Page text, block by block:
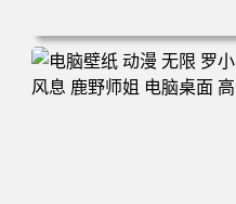
电脑壁纸 柯南和小兰背靠背
面 高清壁纸 壁纸下载 壁纸